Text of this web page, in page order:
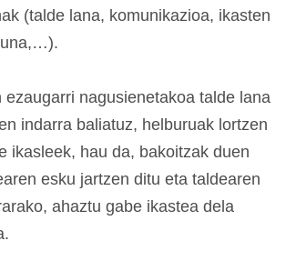
(talde lana, komunikazioa, ikasten
ezaugarri nagusienetakoa talde lana
indarra baliatuz, helburuak lortzen
ikasleek, hau da, bakoitzak duen
esku jartzen ditu eta taldearen
ahaztu gabe ikastea dela